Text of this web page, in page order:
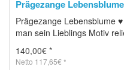
Prägezange Lebensblume
Prägezange Lebensblume
man sein Lieblings Motiv
140,00€ *
Netto 117,65€ *